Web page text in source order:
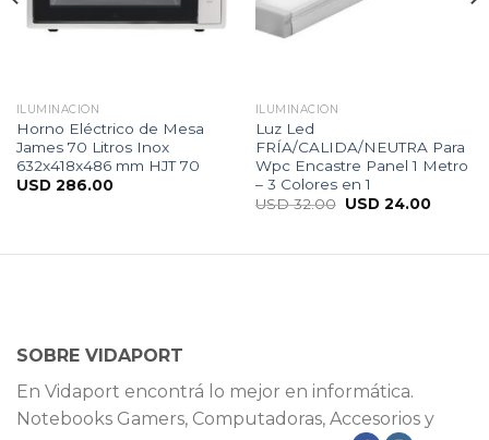
ILUMINACIÓN
Horno Eléctrico de Mesa
James 70 Litros Inox
632x418x486 mm HJT 70
USD 286.00
ILUMINACIÓN
Luz Led
FRÍA/CALIDA/NEUTRA Para
Wpc Encastre Panel 1 Metro
– 3 Colores en 1
USD32.00 USD 24.00
SOBRE VIDAPORT
En Vidaport encontrá lo mejor en informática.
Notebooks Gamers, Computadoras, Accesorios y